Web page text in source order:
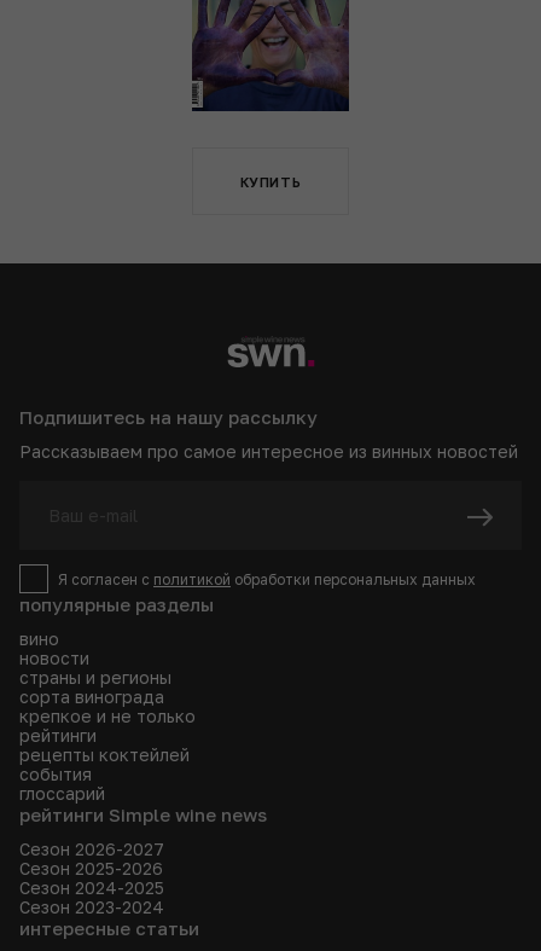
КУПИТЬ
популярные разделы
вино
новости
страны и регионы
сорта винограда
крепкое и не только
рейтинги
рецепты коктейлей
события
глоссарий
рейтинги Simple wine news
Сезон 2026-2027
Сезон 2025-2026
Сезон 2024-2025
Сезон 2023-2024
интересные статьи
Подпишитесь на нашу рассылку
Рассказываем про самое интересное из винных новостей
Я согласен с политикой обработки персональных данных